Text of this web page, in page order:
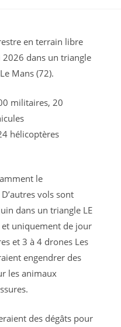
en terrain libre
dans un triangle
Mans (72).
militaires, 20
hélicoptères
le
vols sont
dans un triangle LE
et uniquement de jour
et 3 à 4 drones Les
engendrer des
les animaux
des dégâts pour